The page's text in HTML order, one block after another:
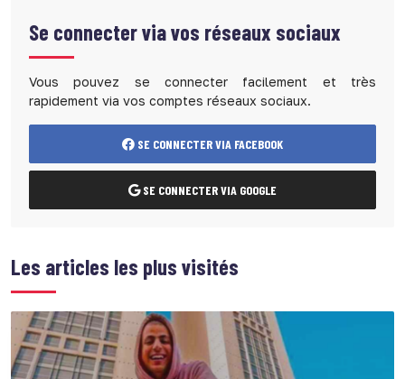
Se connecter via vos réseaux sociaux
Vous pouvez se connecter facilement et très
rapidement via vos comptes réseaux sociaux.
SE CONNECTER VIA FACEBOOK
SE CONNECTER VIA GOOGLE
Les articles les plus visités